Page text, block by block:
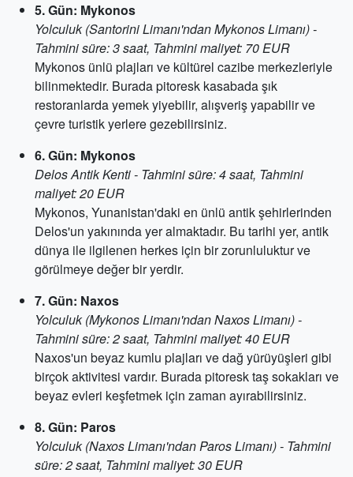
5. Gün: Mykonos
Yolculuk (Santorini Limanı'ndan Mykonos Limanı) -
Tahmini süre: 3 saat, Tahmini maliyet: 70 EUR
Mykonos ünlü plajları ve kültürel cazibe merkezleriyle
bilinmektedir. Burada pitoresk kasabada şık
restoranlarda yemek yiyebilir, alışveriş yapabilir ve
çevre turistik yerlere gezebilirsiniz.
6. Gün: Mykonos
Delos Antik Kenti - Tahmini süre: 4 saat, Tahmini
maliyet: 20 EUR
Mykonos, Yunanistan'daki en ünlü antik şehirlerinden
Delos'un yakınında yer almaktadır. Bu tarihi yer, antik
dünya ile ilgilenen herkes için bir zorunluluktur ve
görülmeye değer bir yerdir.
7. Gün: Naxos
Yolculuk (Mykonos Limanı'ndan Naxos Limanı) -
Tahmini süre: 2 saat, Tahmini maliyet: 40 EUR
Naxos'un beyaz kumlu plajları ve dağ yürüyüşleri gibi
birçok aktivitesi vardır. Burada pitoresk taş sokakları ve
beyaz evleri keşfetmek için zaman ayırabilirsiniz.
8. Gün: Paros
Yolculuk (Naxos Limanı'ndan Paros Limanı) - Tahmini
süre: 2 saat, Tahmini maliyet: 30 EUR